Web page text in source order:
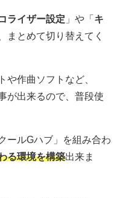
ライザー設定 」や「 キ
まとめて切り替えてく
や作曲ソフトなど、
が出来るので、普段使
ールGハブ」を組み合わ
る環境を構築出来ま